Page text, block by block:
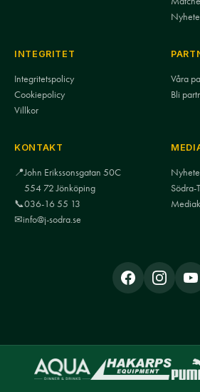
INTEGRITET
Integritetspolicy
Cookiepolicy
Villkor
Våra
Bli
KONTAKT
📍John Erikssonsgatan 50C
554 72 Jönköping
📞036-16 55 13
✉info@j-sodra.se
Södra-